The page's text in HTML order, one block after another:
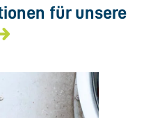
für unsere